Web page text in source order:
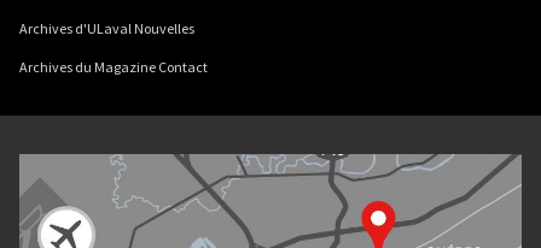
Archives d'ULaval Nouvelles
Archives du Magazine Contact